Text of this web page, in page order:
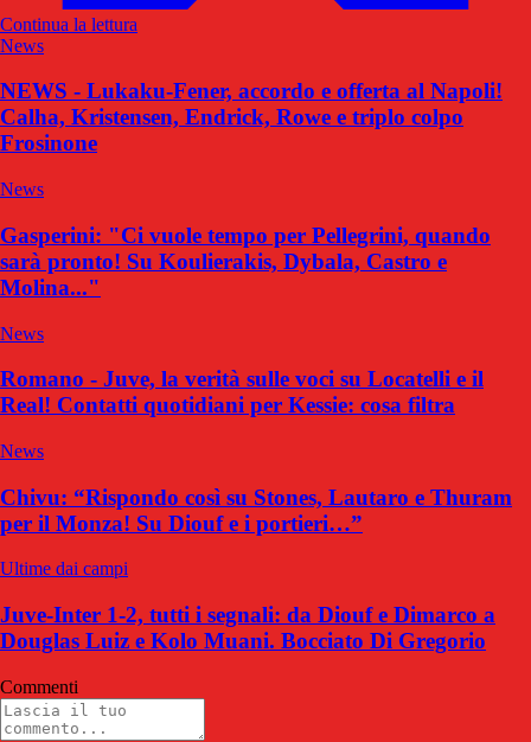
Continua la lettura
News
NEWS - Lukaku-Fener, accordo e offerta al Napoli!
Calha, Kristensen, Endrick, Rowe e triplo colpo
Frosinone
News
Gasperini: "Ci vuole tempo per Pellegrini, quando
sarà pronto! Su Koulierakis, Dybala, Castro e
Molina..."
News
Romano - Juve, la verità sulle voci su Locatelli e il
Real! Contatti quotidiani per Kessie: cosa filtra
News
Chivu: “Rispondo così su Stones, Lautaro e Thuram
per il Monza! Su Diouf e i portieri…”
Ultime dai campi
Juve-Inter 1-2, tutti i segnali: da Diouf e Dimarco a
Douglas Luiz e Kolo Muani. Bocciato Di Gregorio
Commenti